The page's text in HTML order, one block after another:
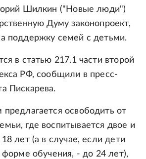
Шилкин ("Новые люди")
Думу законопроект,
поддержку семей с детьми.
в статью 217.1 части второй
РФ, сообщили в пресс-
Пискарева.
предлагается освободить от
где воспитывается двое и
лет (а в случае, если дети
форме обучения, - до 24 лет),